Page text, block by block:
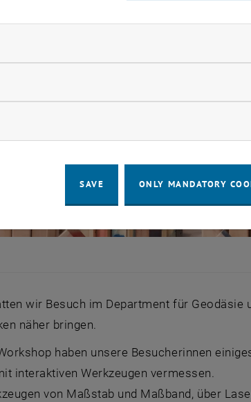
wir Besuch im Department für
näher bringen.
haben unsere Besucherinnen
interaktiven Werkzeugen vermessen.
von Maßstab und Maßband, über
cookies
SAVE ONLY MANDATORY